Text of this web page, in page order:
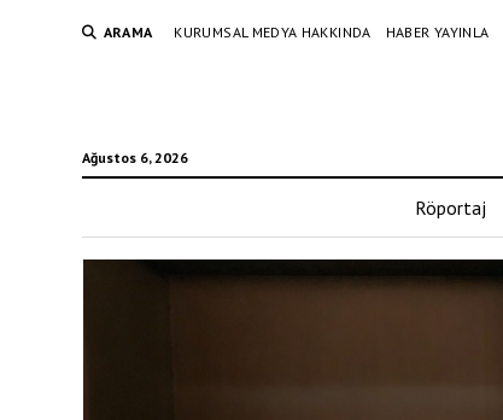
ARAMA KURUMSAL MEDYA HAKKINDA HABER YAYINLA
Ağustos 6, 2026
Röportaj